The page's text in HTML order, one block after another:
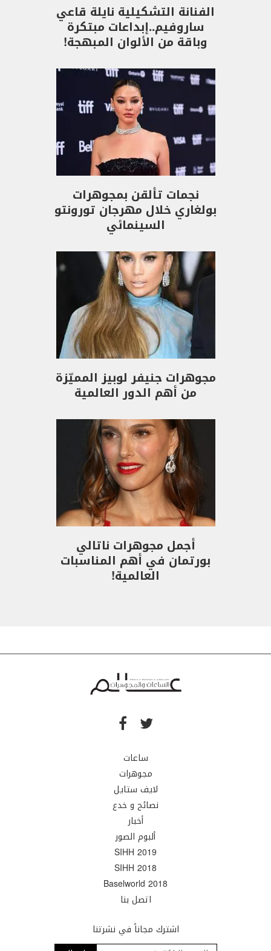
الفنانة التشكيلية نايلة قاعي
ساروفيم..إبداعات مبتكرة
وباقة من الألوان المبهجة!
نجمات تألقن بمجوهرات
بولغاري خلال مهرجان تورونتو
السينمائي
مجوهرات جنيفر لوبيز المميّزة
من أهم الدور العالمية
أجمل مجوهرات ناتالي
بورتمان في أهم المناسبات
العالمية!
ساعات
مجوهرات
لايف ستايل
نصائح و خدع
أخبار
ألبوم الصور
SIHH 2019
SIHH 2018
Baselworld 2018
اتصل بنا
اشترك مجاناً في نشرتنا